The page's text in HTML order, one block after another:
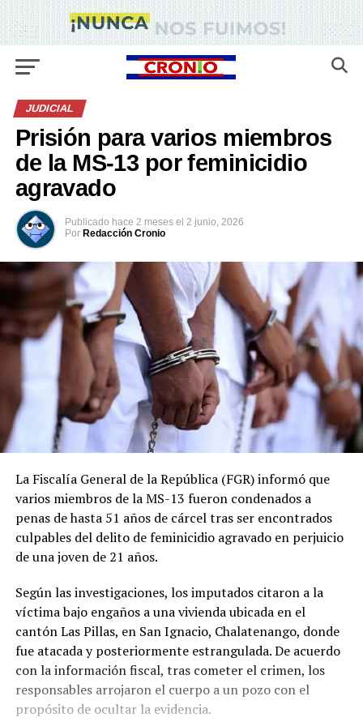
JUDICIAL
Prisión para varios miembros
de la MS-13 por feminicidio
agravado
Publicado hace 2 meses el 2 junio, 2026
Por Redacción Cronio
La Fiscalía General de la República (FGR) informó que
varios miembros de la MS-13 fueron condenados a
penas de hasta 51 años de cárcel tras ser encontrados
culpables del delito de feminicidio agravado en perjuicio
de una joven de 21 años.
Según las investigaciones, los imputados citaron a la
víctima bajo engaños a una vivienda ubicada en el
cantón Las Pillas, en San Ignacio, Chalatenango, donde
fue atacada y posteriormente estrangulada. De acuerdo
con la información fiscal, tras cometer el crimen, los
responsables arrojaron el cuerpo a un pozo con el
propósito de ocultar la evidencia.